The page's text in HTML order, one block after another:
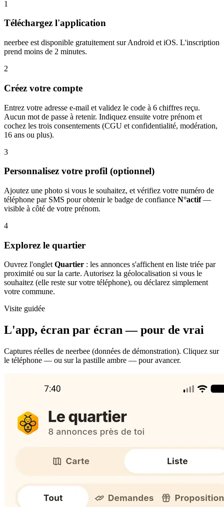
1
Téléchargez l'application
neerbee est disponible gratuitement sur Android et iOS. L'inscription
prend moins de 2 minutes.
2
Créez votre compte
Entrez votre adresse e-mail et validez le code à 6 chiffres reçu.
Aucun mot de passe à retenir. Indiquez ensuite votre prénom et
cochez les trois consentements (CGU et confidentialité, modération,
16 ans ou plus).
3
Personnalisez votre profil (optionnel)
Ajoutez une photo si vous le souhaitez, et vérifiez votre numéro de
téléphone par SMS pour obtenir le badge de confiance N°actif—
visible à côté de votre prénom.
4
Explorez le quartier
Ouvrez l'ongletQuartier : les annonces s'affichent en liste triée par
proximité ou sur la carte. Autorisez la géolocalisation si vous le
souhaitez (elle reste sur votre téléphone), ou déclarez simplement
votre commune.
Visite guidée
L'app, écran par écran — pour de vrai
Captures réelles de neerbee (données de démonstration). Cliquez sur
le téléphone — ou sur la pastille ambre — pour avancer.